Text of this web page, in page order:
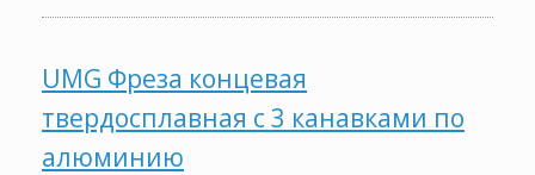
UMG Фреза концевая
твердосплавная с 3 канавками по
алюминию